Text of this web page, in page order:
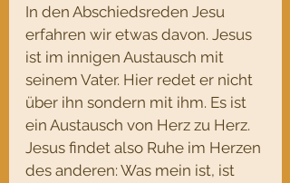
In den Abschiedsreden Jesu
erfahren wir etwas davon. Jesus
ist im innigen Austausch mit
seinem Vater. Hier redet er nicht
über ihn sondern mit ihm. Es ist
ein Austausch von Herz zu Herz.
Jesus findet also Ruhe im Herzen
des anderen: Was mein ist, ist